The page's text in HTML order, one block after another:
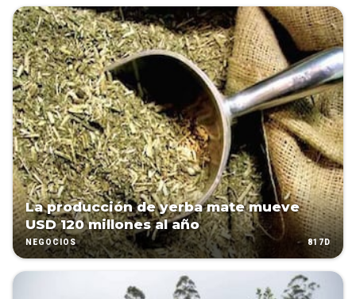
La producción de yerba mate mueve
USD 120 millones al año
NEGOCIOS 817D